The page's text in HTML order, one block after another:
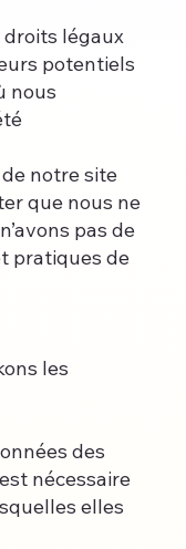
légaux
potentiels
nous
notre site
que nous ne
pas de
pratiques de
les
des
nécessaire
elles